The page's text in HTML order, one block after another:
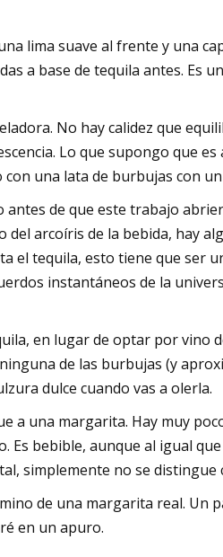
lima suave al frente y una
a base de tequila antes. Es
No hay calidez que
Lo que supongo que
una lata de burbujas con un
de que este trabajo
arcoíris de la bebida, hay
el tequila, esto tiene que ser
instantáneos de la
en lugar de optar por vino
de las burbujas (y
dulce cuando vas a olerla.
a una margarita. Hay muy
Es bebible, aunque al igual
simplemente no se distingue
de una margarita real. Un
en un apuro.